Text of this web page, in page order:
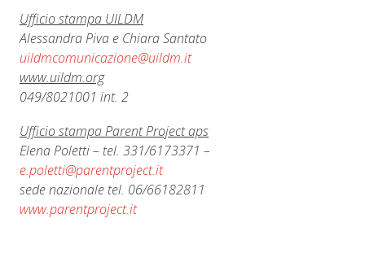
Ufficio stampa UILDM
Alessandra Piva e Chiara Santato
uildmcomunicazione@uildm.it
www.uildm.org
049/8021001 int. 2
Ufficio stampa Parent Project aps
Elena Poletti – tel. 331/6173371 –
e.poletti@parentproject.it
sede nazionale tel. 06/66182811
www.parentproject.it